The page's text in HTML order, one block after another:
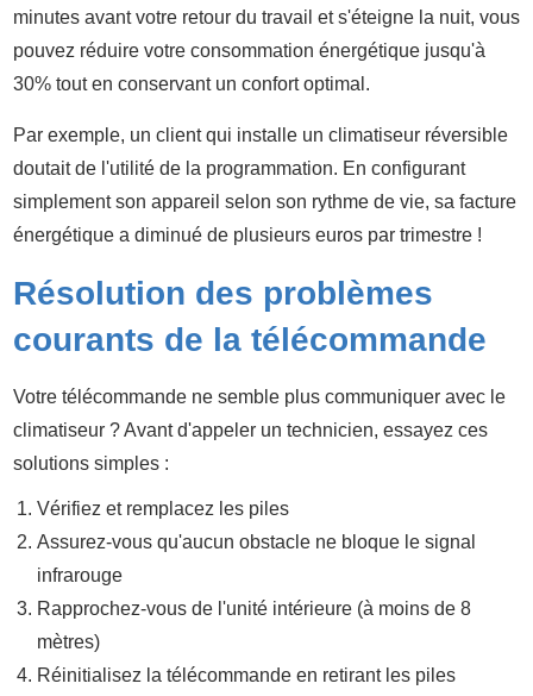
minutes avant votre retour du travail et s'éteigne la nuit, vous
pouvez réduire votre consommation énergétique jusqu'à
30% tout en conservant un confort optimal.
Par exemple, un client qui installe un climatiseur réversible
doutait de l'utilité de la programmation. En configurant
simplement son appareil selon son rythme de vie, sa facture
énergétique a diminué de plusieurs euros par trimestre !
Résolution des problèmes
courants de la télécommande
Votre télécommande ne semble plus communiquer avec le
climatiseur ? Avant d'appeler un technicien, essayez ces
solutions simples :
Vérifiez et remplacez les piles
Assurez-vous qu'aucun obstacle ne bloque le signal
infrarouge
Rapprochez-vous de l'unité intérieure (à moins de 8
mètres)
Réinitialisez la télécommande en retirant les piles